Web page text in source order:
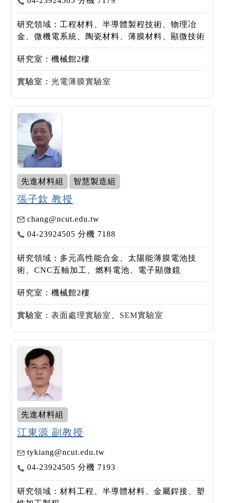
研究領域：工程材料、半導體製程技術、物理冶
金、微機電系統、陶瓷材料、薄膜材料、顯微技術
研究室：機械館2樓
實驗室： 光電薄膜實驗室
先進材料組 智慧製造組
張子欽 教授
chang@ncut.edu.tw
04-23924505 分機 7188
研究領域：多元高性能合金、太陽能薄膜電池技
術、CNC五軸加工、燃料電池、電子顯微鏡
研究室：機械館2樓
實驗室： 表面處理實驗室 SEM實驗室
先進材料組
江東源 副教授
tykiang@ncut.edu.tw
04-23924505 分機 7193
研究領域：材料工程、半導體材料、金屬銲接、塑